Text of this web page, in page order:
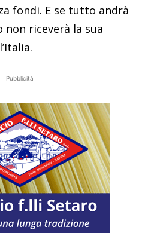
fondi. E se tutto andrà
riceverà la sua
Pubblicità